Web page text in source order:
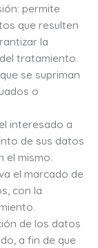
permite
que resulten
la
tratamiento.
se supriman
o
interesado a
de sus datos
el mismo.
el marcado de
con la
de los datos
a fin de que